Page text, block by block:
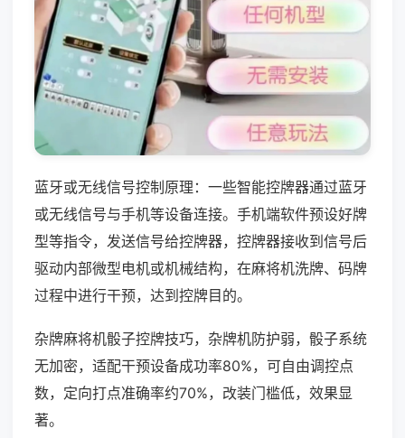
蓝牙或无线信号控制原理：一些智能控牌器通过蓝牙
或无线信号与手机等设备连接。手机端软件预设好牌
型等指令，发送信号给控牌器，控牌器接收到信号后
驱动内部微型电机或机械结构，在麻将机洗牌、码牌
过程中进行干预，达到控牌目的。
杂牌麻将机骰子控牌技巧，杂牌机防护弱，骰子系统
无加密，适配干预设备成功率80%，可自由调控点
数，定向打点准确率约70%，改装门槛低，效果显
著。